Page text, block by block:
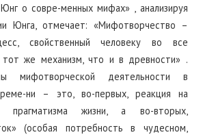
Юнг о совре-менных мифах» , анализируя
Юнга, отмечает: «Мифотворчество –
свойственный человеку во все
тот же механизм, что и в древности» .
мифотворческой деятельности в
ни – это, во-первых, реакция на
прагматизма жизни, а во-вторых,
(особая потребность в чудесном,